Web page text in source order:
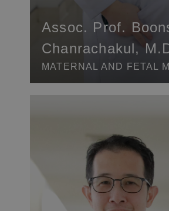
Assoc. Prof.
Chanrachakul,
MATERNAL AND FETAL